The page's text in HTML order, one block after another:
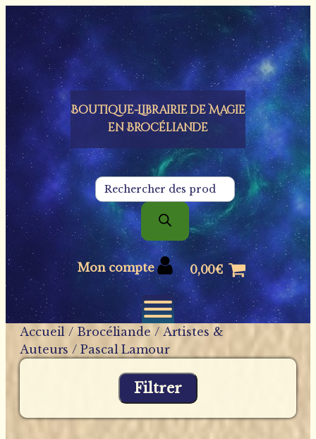
Panneau de gestion des cookies
Boutique-Librairie deMagie
en Brocéliande
Recherche
de
produits
Mon compte 0,00€
Accueil / Brocéliande / Artistes &
Auteurs / Pascal Lamour
Filtrer